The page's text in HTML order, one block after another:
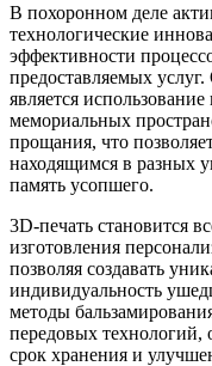
В похоронном деле
технологические
эффективности
предоставляемых
является
мемориальных
прощания, что
находящимся в разных
память усопшего.
3D-печать становится
изготовления
позволяя создавать
индивидуальность
методы
передовых
срок хранения и